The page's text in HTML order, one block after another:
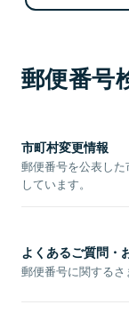
郵便番号
市町村変更情報
郵便番号を公表し
しています。
よくあるご質問・
郵便番号に関するさ